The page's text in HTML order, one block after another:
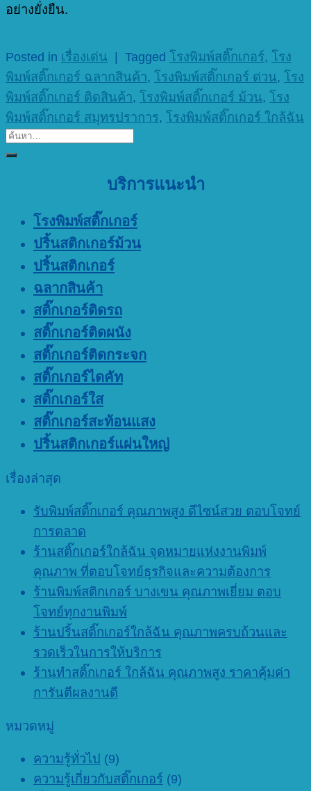
อย่างยั่งยืน.
Posted in เรื่องเด่น | Tagged โรงพิมพ์สติ๊กเกอร์, โรง
พิมพ์สติ๊กเกอร์ ฉลากสินค้า, โรงพิมพ์สติ๊กเกอร์ ด่วน, โรง
พิมพ์สติ๊กเกอร์ ติดสินค้า, โรงพิมพ์สติ๊กเกอร์ ม้วน, โรง
พิมพ์สติ๊กเกอร์ สมุทรปราการ, โรงพิมพ์สติ๊กเกอร์ ใกล้ฉัน
บริการแนะนำ
โรงพิมพ์สติ๊กเกอร์
ปริ้นสติกเกอร์ม้วน
ปริ้นสติกเกอร์
ฉลากสินค้า
สติ๊กเกอร์ติดรถ
สติ๊กเกอร์ติดผนัง
สติ๊กเกอร์ติดกระจก
สติ๊กเกอร์ไดคัท
สติ๊กเกอร์ใส
สติ๊กเกอร์สะท้อนแสง
ปริ้นสติกเกอร์แผ่นใหญ่
เรื่องล่าสุด
รับพิมพ์สติ๊กเกอร์ คุณภาพสูง ดีไซน์สวย ตอบโจทย์
การตลาด
ร้านสติ๊กเกอร์ใกล้ฉัน จุดหมายแห่งงานพิมพ์
คุณภาพ ที่ตอบโจทย์ธุรกิจและความต้องการ
ร้านพิมพ์สติกเกอร์ บางเขน คุณภาพเยี่ยม ตอบ
โจทย์ทุกงานพิมพ์
ร้านปริ้นสติ๊กเกอร์ใกล้ฉัน คุณภาพครบถ้วนและ
รวดเร็วในการให้บริการ
ร้านทำสติ๊กเกอร์ ใกล้ฉัน คุณภาพสูง ราคาคุ้มค่า
การันตีผลงานดี
หมวดหมู่
ความรู้ทั่วไป (9)
ความรู้เกี่ยวกับสติ๊กเกอร์ (9)